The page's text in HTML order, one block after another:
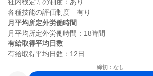
社内検定等の制度：あり
月平均所定外労働時間
有給取得平均日数
締切：なし